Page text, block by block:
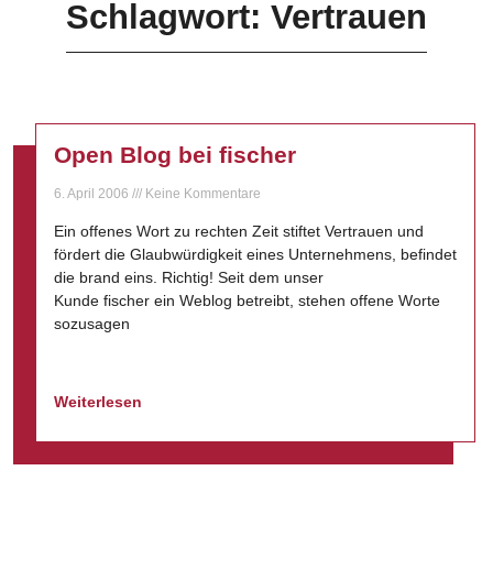
Schlagwort: Vertrauen
Open Blog bei fischer
6. April 2006 Keine Kommentare
Ein offenes Wort zu rechten Zeit stiftet Vertrauen und
fördert die Glaubwürdigkeit eines Unternehmens, befindet
die brand eins. Richtig! Seit dem unser
Kunde fischer ein Weblog betreibt, stehen offene Worte
sozusagen
Weiterlesen